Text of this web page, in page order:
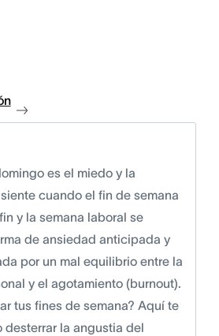
es el miedo y la
cuando el fin de semana
y la semana laboral se
de ansiedad anticipada y
por un mal equilibrio entre la
y el agotamiento (burnout).
tus fines de semana? Aquí te
desterrar la angustia del